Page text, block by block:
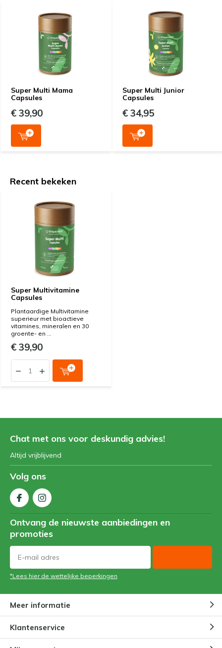
Super Multi Mama
Capsules
€ 39,90
Super Multi Junior
Capsules
€ 34,95
Recent bekeken
Super Multivitamine
Capsules
Plantaardige Multivitamine
superieur met bioactieve
vitamines, mineralen en 30
groente- en ...
€ 39,90
Chat met ons voor deskundig advies!
Altijd vrijblijvend
Volg ons
Ontvang de nieuwste aanbiedingen en
promoties
*Lees hier de wettelijke beperkingen
Meer informatie
Klantenservice